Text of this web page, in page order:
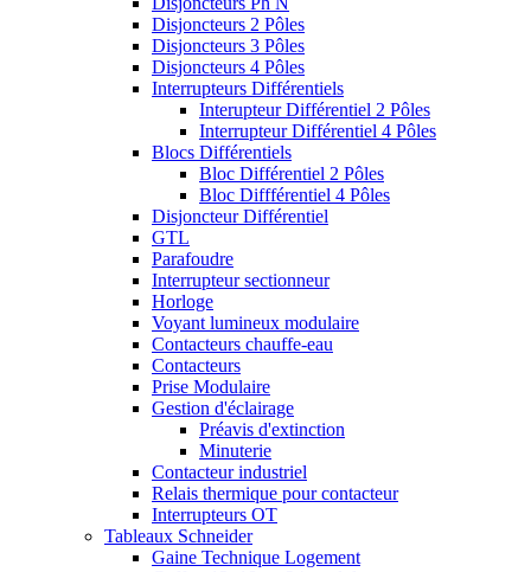
Disjoncteurs 2 Pôles
Disjoncteurs 3 Pôles
Disjoncteurs 4 Pôles
Interrupteurs Différentiels
Interupteur Différentiel 2 Pôles
Interrupteur Différentiel 4 Pôles
Blocs Différentiels
Bloc Différentiel 2 Pôles
Bloc Diffférentiel 4 Pôles
Disjoncteur Différentiel
GTL
Parafoudre
Interrupteur sectionneur
Horloge
Voyant lumineux modulaire
Contacteurs chauffe-eau
Contacteurs
Prise Modulaire
Gestion d'éclairage
Préavis d'extinction
Minuterie
Contacteur industriel
Relais thermique pour contacteur
Interrupteurs OT
Tableaux Schneider
Gaine Technique Logement